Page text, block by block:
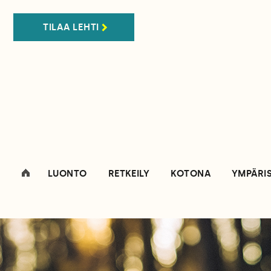
TILAA LEHTI
LUONTO RETKEILY KOTONA